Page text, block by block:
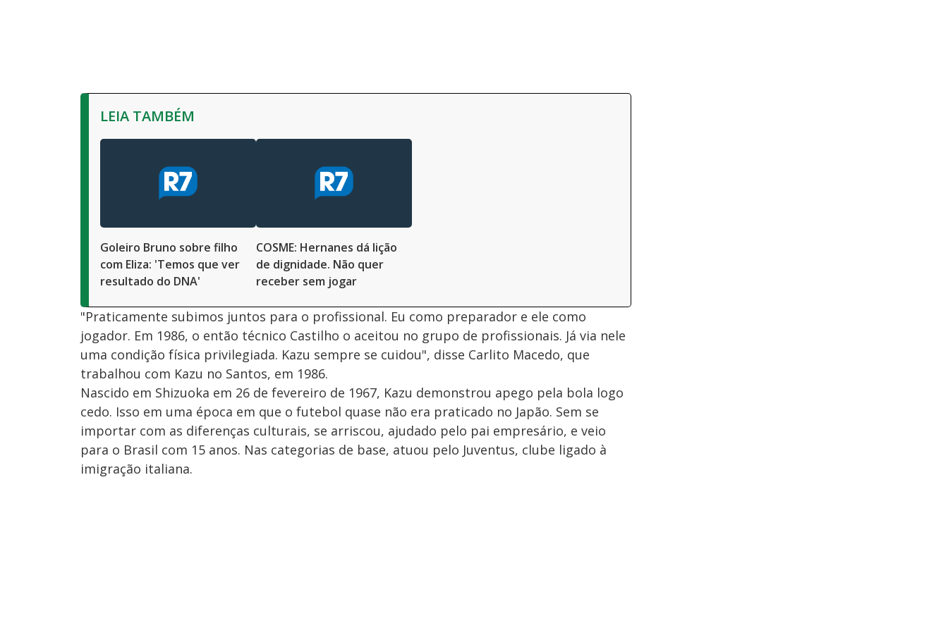
LEIA TAMBÉM
Goleiro Bruno sobre filho
com Eliza: 'Temos que ver
resultado do DNA'
COSME: Hernanes dá lição
de dignidade. Não quer
receber sem jogar
"Praticamente subimos juntos para o profissional. Eu como preparador e ele como
jogador. Em 1986, o então técnico Castilho o aceitou no grupo de profissionais. Já via nele
uma condição física privilegiada. Kazu sempre se cuidou", disse Carlito Macedo, que
trabalhou com Kazu no Santos, em 1986.
Nascido em Shizuoka em 26 de fevereiro de 1967, Kazu demonstrou apego pela bola logo
cedo. Isso em uma época em que o futebol quase não era praticado no Japão. Sem se
importar com as diferenças culturais, se arriscou, ajudado pelo pai empresário, e veio
para o Brasil com 15 anos. Nas categorias de base, atuou pelo Juventus, clube ligado à
imigração italiana.